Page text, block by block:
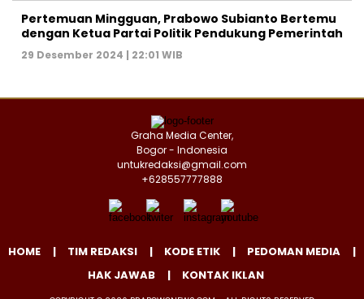
Pertemuan Mingguan, Prabowo Subianto Bertemu
dengan Ketua Partai Politik Pendukung Pemerintah
29 Desember 2024 | 22:01 WIB
Graha Media Center,
Bogor - Indonesia
untukredaksi@gmail.com
+628557777888
HOME TIM REDAKSI KODE ETIK
PEDOMAN MEDIA
HAK JAWAB
KONTAK IKLAN